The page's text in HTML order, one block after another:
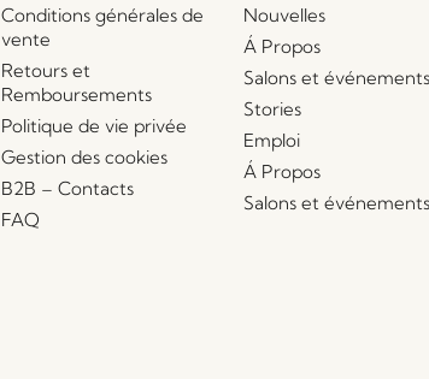
Conditions générales de
vente
Retours et
Remboursements
Politique de vie privée
Gestion des cookies
B2B – Contacts
FAQ
Nouvelles
Á Propos
Salons et événements
Stories
Emploi
Á Propos
Salons et événements